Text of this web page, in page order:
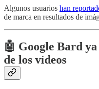
Algunos usuarios han
de marca en resultados de
🤖 Google Bard
de los vídeos